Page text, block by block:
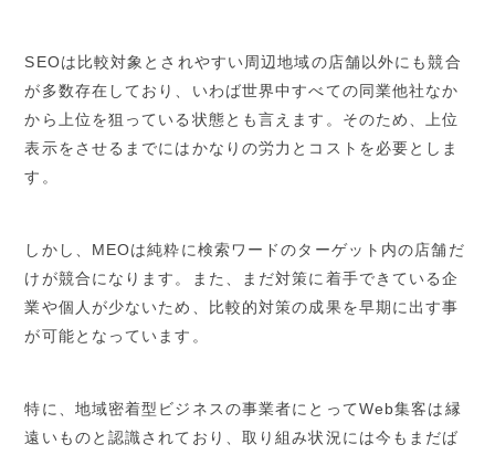
SEOは比較対象とされやすい周辺地域の店舗以外にも競合
が多数存在しており、いわば世界中すべての同業他社なか
から上位を狙っている状態とも言えます。そのため、上位
表示をさせるまでにはかなりの労力とコストを必要としま
す。
しかし、MEOは純粋に検索ワードのターゲット内の店舗だ
けが競合になります。また、まだ対策に着手できている企
業や個人が少ないため、比較的対策の成果を早期に出す事
が可能となっています。
特に、地域密着型ビジネスの事業者にとってWeb集客は縁
遠いものと認識されており、取り組み状況には今もまだば